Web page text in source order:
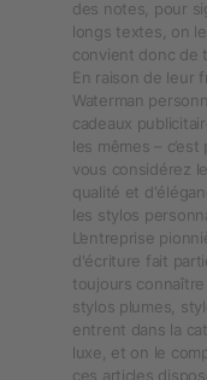
des notes, pour
longs textes, on
convient donc de
En raison de leur
Waterman
cadeaux
les mêmes –
vous considérez
qualité et
les stylos
L’entreprise
d'écriture fait
toujours
stylos plumes,
entrent dans la
luxe, et on le
ces articles